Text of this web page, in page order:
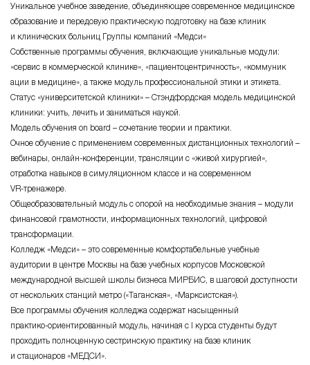
Уникальное учебное заведение, объединяющее современное медицинское
образование и передовую практическую подготовку на базе клиник
и клинических больниц Группы компаний «Медси»
Собственные программы обучения, включающие уникальные модули:
«сервис в коммерческой клинике», «пациентоцентричность», «коммуник
ации в медицине», а также модуль профессиональной этики и этикета.
Статус «университетской клиники» – Стэндфордская модель медицинской
клиники: учить, лечить и заниматься наукой.
Модель обучения on board – сочетание теории и практики.
Очное обучение с применением современных дистанционных технологий –
вебинары, онлайн-конференции, трансляции с «живой хирургией»,
отработка навыков в симуляционном классе и на современном
VR-тренажере.
Общеобразовательный модуль с опорой на необходимые знания – модули
финансовой грамотности, информационных технологий, цифровой
трансформации.
Колледж «Медси» – это современные комфортабельные учебные
аудитории в центре Москвы на базе учебных корпусов Московской
международной высшей школы бизнеса МИРБИС, в шаговой доступности
от нескольких станций метро («Таганская», «Марксистская»).
Все программы обучения колледжа содержат насыщенный
практико-ориентированный модуль, начиная с I курса студенты будут
проходить полноценную сестринскую практику на базе клиник
и стационаров «МЕДСИ».